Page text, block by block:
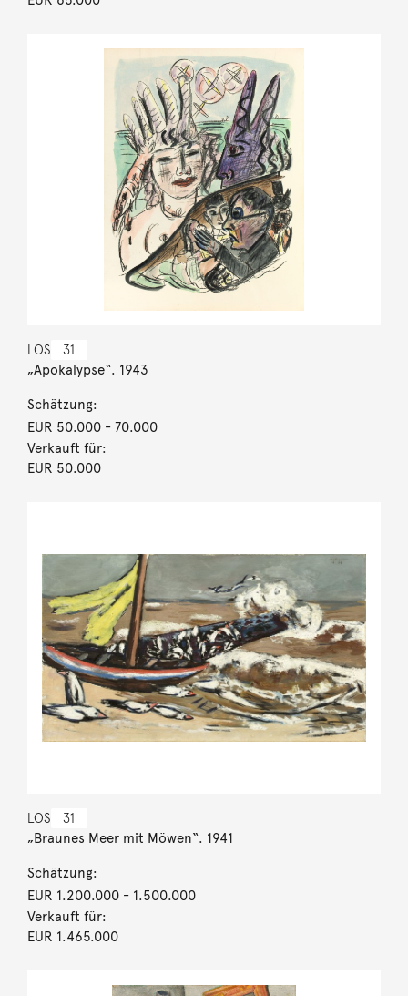
LOS 31
„Apokalypse“. 1943
Schätzung:
EUR 50.000- 70.000
Verkauft für:
EUR 50.000
LOS 31
„Braunes Meer mit Möwen“. 1941
Schätzung:
EUR 1.200.000- 1.500.000
Verkauft für:
EUR 1.465.000